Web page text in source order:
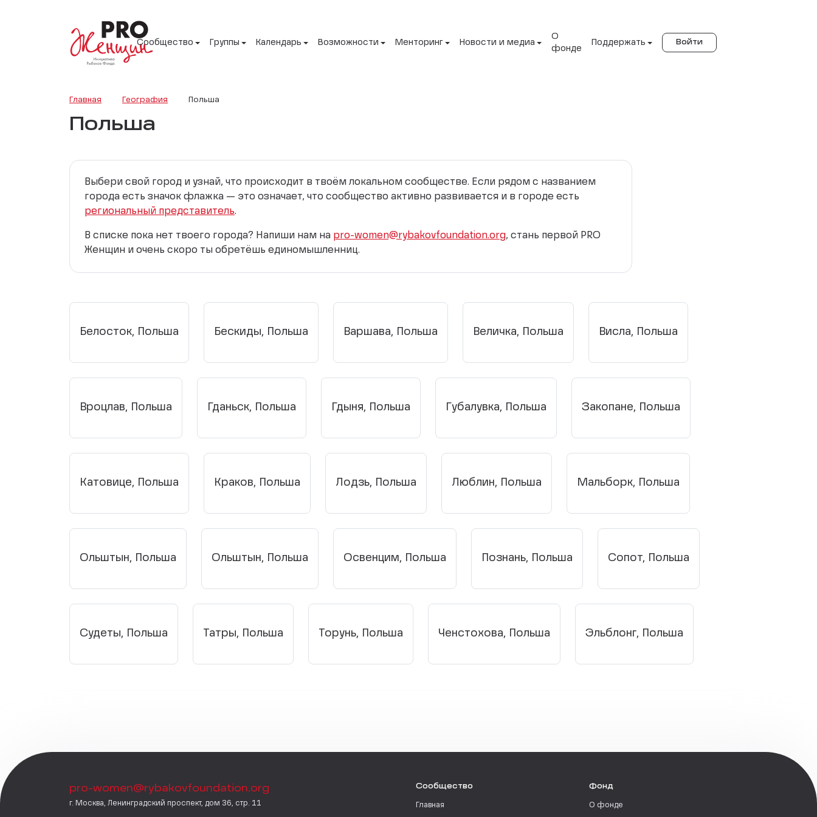
Сообщество Группы Календарь Возможности Менторинг Новости и медиа
О
фонде
Поддержать Войти
Главная География Польша
Польша
Выбери свой город и узнай, что происходит в твоём локальном сообществе. Если рядом с названием
города есть значок флажка — это означает, что сообщество активно развивается и в городе есть
региональный представитель.
В списке пока нет твоего города? Напиши нам на pro-women@rybakovfoundation.org, стань первой PRO
Женщин и очень скоро ты обретёшь единомышленниц.
Белосток, Польша Бескиды, Польша Варшава, Польша Величка, Польша Висла, Польша
Вроцлав, Польша Гданьск, Польша Гдыня, Польша Губалувка, Польша Закопане, Польша
Катовице, Польша Краков, Польша Лодзь, Польша Люблин, Польша Мальборк, Польша
Ольштын, Польша Ольштын, Польша Освенцим, Польша Познань, Польша Сопот, Польша
Судеты, Польша Татры, Польша Торунь, Польша Ченстохова, Польша Эльблонг, Польша
pro-women@rybakovfoundation.org
г. Москва, Ленинградский проспект, дом 36, стр. 11
Сообщество
Главная
Фонд
О фонде